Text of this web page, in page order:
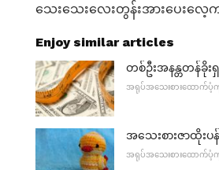
သေးသေးလေးတွန်းအားပေးလေ့
Enjoy similar articles
တစ်ဦးအနန္တတန်
အရုပ်အသေးစားထောက်ပံ့
အသေးစားဇာထိုးပ
အရုပ်အသေးစားထောက်ပံ့